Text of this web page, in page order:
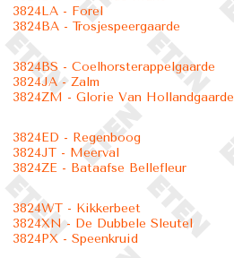
3824LA - Forel
3824BA - Trosjespeergaarde
3824BS - Coelhorsterappelgaarde
3824JA - Zalm
3824ZM - Glorie Van Hollandgaarde
3824ED - Regenboog
3824JT - Meerval
3824ZE - Bataafse Bellefleur
3824WT - Kikkerbeet
3824XN - De Dubbele Sleutel
3824PX - Speenkruid